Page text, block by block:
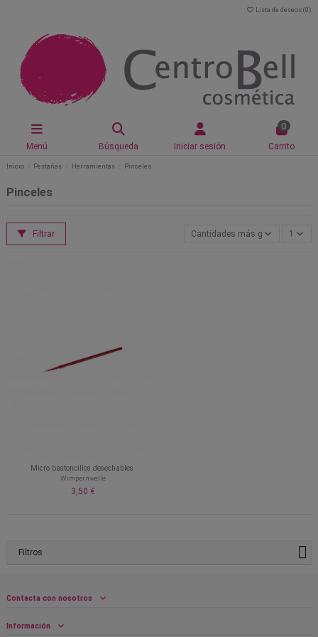
Lista de deseos (0 )
Menú Búsqueda Iniciar sesión
0
Carrito
Inicio Pestañas Herramientas Pinceles
Pinceles
Filtrar Cantidades más grandes1
Micro bastoncillos desechables
Wimpernwelle
3,50 €
Filtros
Contacta con nosotros
Información